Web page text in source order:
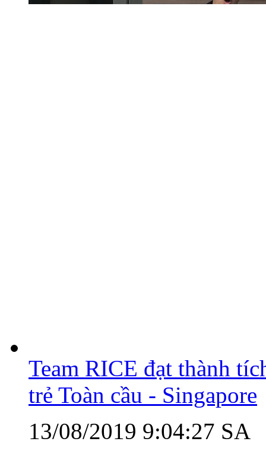
Team RICE đạt thành
trẻ Toàn cầu - Singapore
13/08/2019 9:04:27 SA